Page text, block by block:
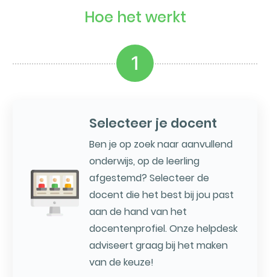
Hoe het werkt
1
Selecteer je docent
Ben je op zoek naar aanvullend
onderwijs, op de leerling
afgestemd? Selecteer de
docent die het best bij jou past
aan de hand van het
docentenprofiel. Onze helpdesk
adviseert graag bij het maken
van de keuze!